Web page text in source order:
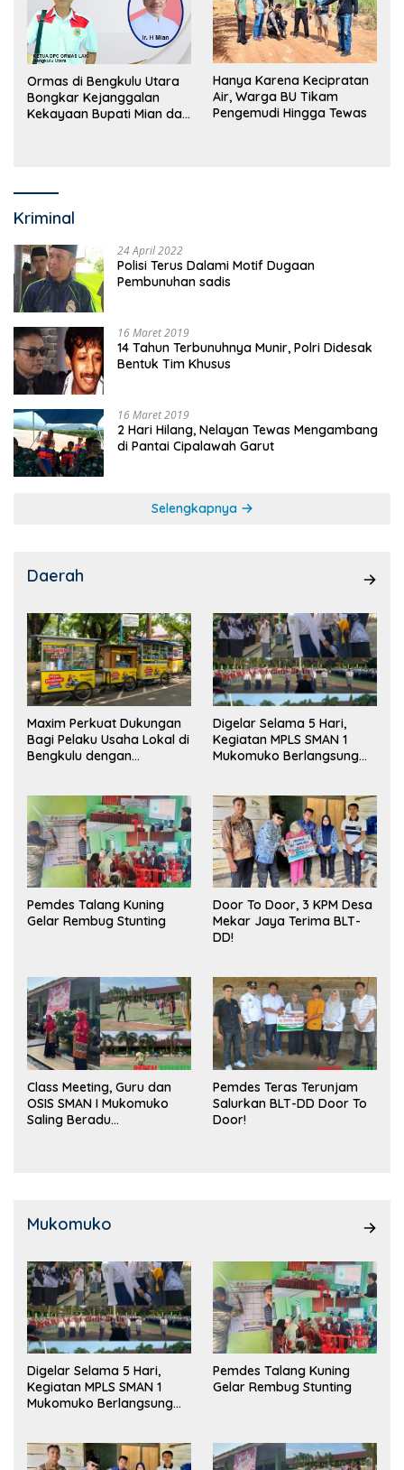
Ormas di Bengkulu Utara
Bongkar Kejanggalan
Kekayaan Bupati Mian dan
Hanya Karena Kecipratan
Air, Warga BU Tikam
Pengemudi Hingga Tewas
Kriminal
24 April 2022
Polisi Terus Dalami Motif Dugaan
Pembunuhan sadis
16 Maret 2019
14 Tahun Terbunuhnya Munir, Polri Didesak
Bentuk Tim Khusus
16 Maret 2019
2 Hari Hilang, Nelayan Tewas Mengambang
di Pantai Cipalawah Garut
Selengkapnya
Daerah
Maxim Perkuat Dukungan
Bagi Pelaku Usaha Lokal di
Bengkulu dengan
Pasar
Digelar Selama 5 Hari,
Kegiatan MPLS SMAN 1
Mukomuko Berlangsung
Pemdes Talang Kuning
Gelar Rembug Stunting
Door To Door, 3 KPM Desa
Mekar Jaya Terima BLT-
DD!
Class Meeting, Guru dan
OSIS SMAN I Mukomuko
Saling Beradu
Pemdes Teras Terunjam
Salurkan BLT-DD Door To
Door!
Mukomuko
Digelar Selama 5 Hari,
Kegiatan MPLS SMAN 1
Mukomuko Berlangsung
Pemdes Talang Kuning
Gelar Rembug Stunting